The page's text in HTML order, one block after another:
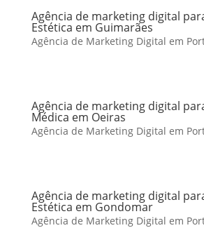
Agência de marketing digital
Estética em Guimarães
Agência de Marketing Digital em
Agência de marketing digital
Médica em Oeiras
Agência de Marketing Digital em
Agência de marketing digital
Estética em Gondomar
Agência de Marketing Digital em